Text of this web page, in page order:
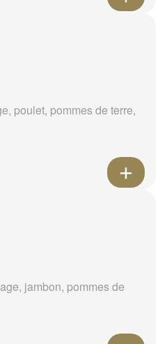
poulet, pommes de terre,
jambon, pommes de